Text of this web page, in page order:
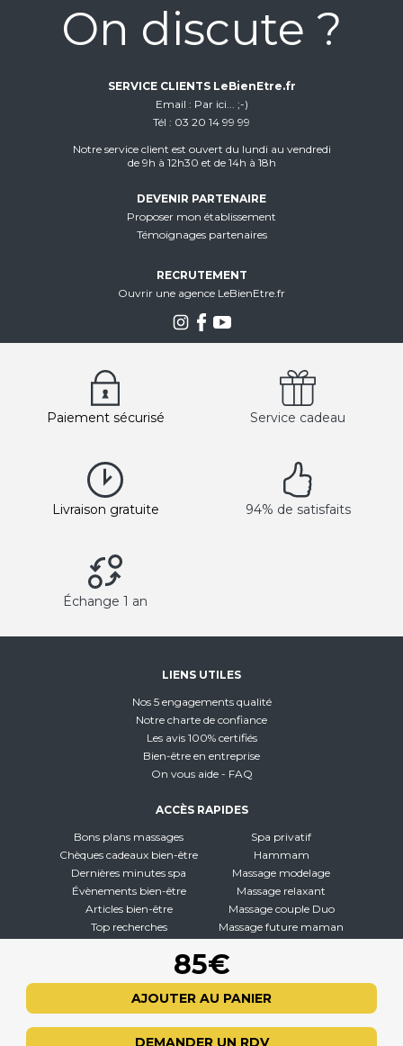
85€
AJOUTER AU PANIER
DEMANDER UN RDV
On discute ?
SERVICE CLIENTS LeBienEtre.fr
Email
Par ici... ;-)
Tél
03 20 14 99 99
Notre service client est ouvert du lundi au vendredi
de 9h à 12h30 et de 14h à 18h
DEVENIR PARTENAIRE
Proposer mon établissement
Témoignages partenaires
RECRUTEMENT
Ouvrir une agence LeBienEtre.fr
Paiement sécurisé Service cadeau
Livraison gratuite 94% de satisfaits
Échange 1 an
LIENS UTILES
Nos 5 engagements qualité
Notre charte de confiance
Les avis 100% certifiés
Bien-être en entreprise
On vous aide - FAQ
ACCÈS RAPIDES
Bons plans massages
Chèques cadeaux bien-être
Dernières minutes spa
Évènements bien-être
Articles bien-être
Top recherches
Spa privatif
Hammam
Massage modelage
Massage relaxant
Massage couple Duo
Massage future maman
À PROPOS
CGV - CGU